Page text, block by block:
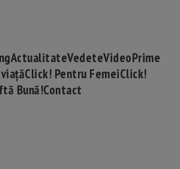
ActualitateVedeteVideoPrime
Click! Pentru FemeiClick!
Bună!Contact